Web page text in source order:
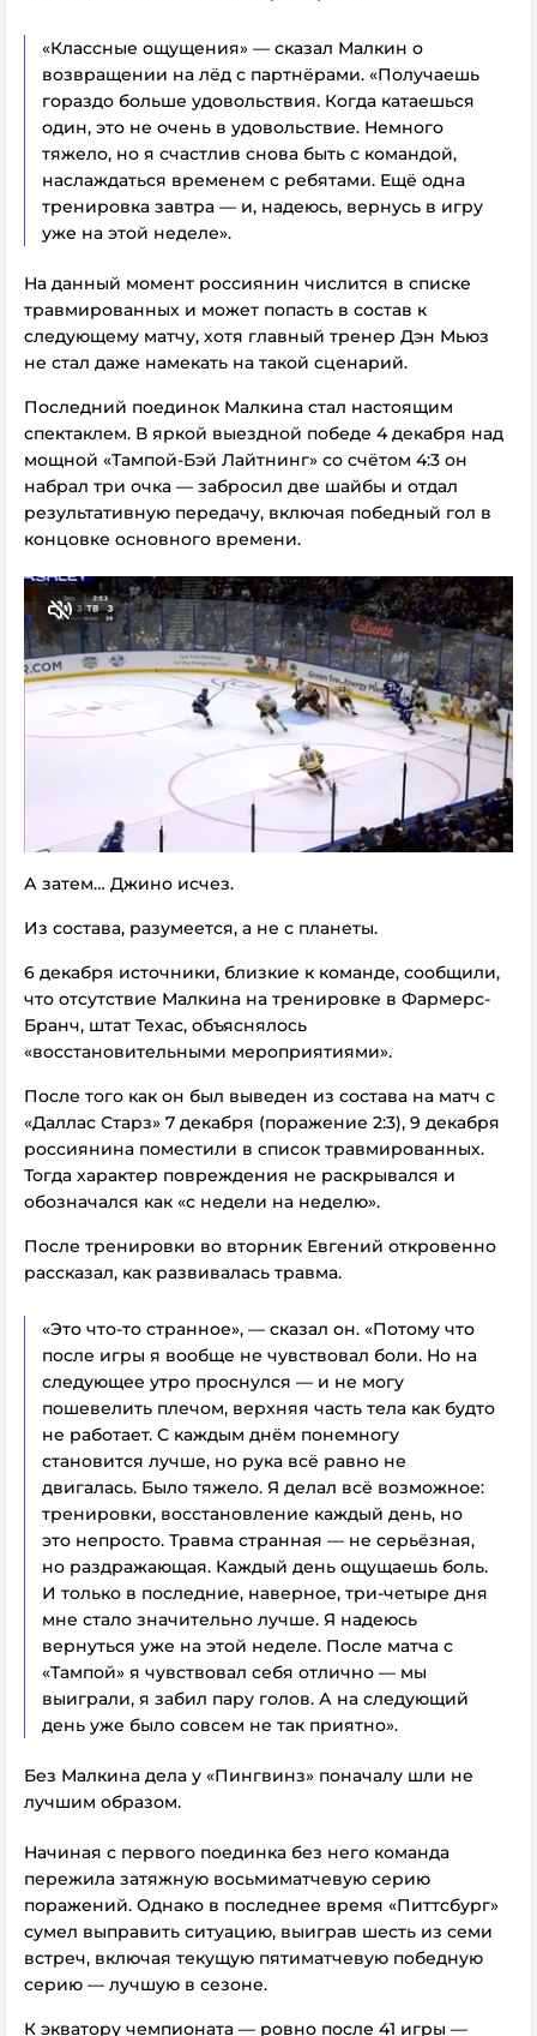
«Классные ощущения» — сказал Малкин о
возвращении на лёд с партнёрами. «Получаешь
гораздо больше удовольствия. Когда катаешься
один, это не очень в удовольствие. Немного
тяжело, но я счастлив снова быть с командой,
наслаждаться временем с ребятами. Ещё одна
тренировка завтра — и, надеюсь, вернусь в игру
уже на этой неделе».
На данный момент россиянин числится в списке
травмированных и может попасть в состав к
следующему матчу, хотя главный тренер Дэн Мьюз
не стал даже намекать на такой сценарий.
Последний поединок Малкина стал настоящим
спектаклем. В яркой выездной победе 4 декабря над
мощной «Тампой-Бэй Лайтнинг» со счётом 4:3 он
набрал три очка — забросил две шайбы и отдал
результативную передачу, включая победный гол в
концовке основного времени.
А затем… Джино исчез.
Из состава, разумеется, а не с планеты.
6 декабря источники, близкие к команде, сообщили,
что отсутствие Малкина на тренировке в Фармерс-
Бранч, штат Техас, объяснялось
«восстановительными мероприятиями».
После того как он был выведен из состава на матч с
«Даллас Старз» 7 декабря (поражение 2:3), 9 декабря
россиянина поместили в список травмированных.
Тогда характер повреждения не раскрывался и
обозначался как «с недели на неделю».
После тренировки во вторник Евгений откровенно
рассказал, как развивалась травма.
«Это что-то странное», — сказал он. «Потому что
после игры я вообще не чувствовал боли. Но на
следующее утро проснулся — и не могу
пошевелить плечом, верхняя часть тела как будто
не работает. С каждым днём понемногу
становится лучше, но рука всё равно не
двигалась. Было тяжело. Я делал всё возможное:
тренировки, восстановление каждый день, но
это непросто. Травма странная — не серьёзная,
но раздражающая. Каждый день ощущаешь боль.
И только в последние, наверное, три-четыре дня
мне стало значительно лучше. Я надеюсь
вернуться уже на этой неделе. После матча с
«Тампой» я чувствовал себя отлично — мы
выиграли, я забил пару голов. А на следующий
день уже было совсем не так приятно».
Без Малкина дела у «Пингвинз» поначалу шли не
лучшим образом.
Начиная с первого поединка без него команда
пережила затяжную восьмиматчевую серию
поражений. Однако в последнее время «Питтсбург»
сумел выправить ситуацию, выиграв шесть из семи
встреч, включая текущую пятиматчевую победную
серию — лучшую в сезоне.
К экватору чемпионата — ровно после 41 игры —